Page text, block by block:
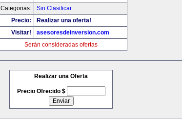
Categorias:
Sin Clasificar
Precio:
Realizar una oferta!
Visitar!
asesoresdeinversion.com
Serán consideradas ofertas
Realizar una Oferta
Precio Ofrecido $